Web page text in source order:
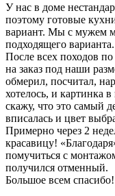
У нас в доме
поэтому готовые
вариант. Мы с мужем
подходящего варианта.
После всех походов
на заказ под наши
обмерил, посчитал,
хотелось, и картинка
скажу, что это самый
вписалась и цвет
Примерно через 2
красавицу!
помучиться с
получился отменный.
Большое всем